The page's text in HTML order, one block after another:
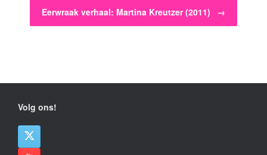
Eerwraak verhaal: Martina Kreutzer (2011) →
Volg ons!